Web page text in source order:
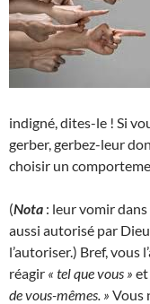
indigné, dites-le ! Si
gerber, gerbez-leur
choisir un
(Nota : leur vomir dans
aussi autorisé par
l’autoriser.) Bref, vous
réagir « tel que vous »
de vous-mêmes. » Vous